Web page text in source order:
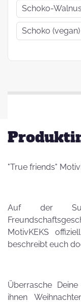
Schoko-
Schoko (vegan)
"True friends"
Auf der
MotivKEKS
beschreibt euch
Überrasche
ihnen